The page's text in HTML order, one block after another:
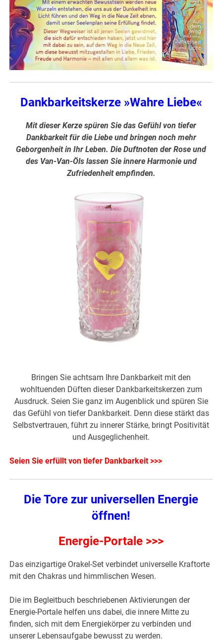
Dankbarkeitskerze »Wahre Liebe«
Mit dieser Kerze spüren Sie das Gefühl von tiefer
Dankbarkeit für die Liebe und bringen noch mehr
Geborgenheit in Ihr Leben. Die Duftnoten der Rose und
des Van-Van-Öls lassen Sie innere Harmonie und
Zufriedenheit empfinden.
Bringen Sie achtsam Ihre Dankbarkeit mit den
wohltuenden Düften dieser Dankbarkeitskerzen zum
Ausdruck. Seien Sie ganz im Augenblick und spüren Sie
das Gefühl von tiefer Dankbarkeit. Denn diese stärkt das
Selbstvertrauen, führt zu innerer Stärke, bringt Positivität
und Ausgeglichenheit.
Seien Sie erfüllt von tiefer Dankbarkeit >>>
Die Tore zur universellen Energie
öffnen!
Energie-Portale >>>
Das einzigartige Orakel-Set verbindet universelle Kraftorte
mit den Chakras und himmlischen Wesen.
Die im Begleitbuch beschriebenen Aktivierungen der
Energie-Portale helfen uns dabei, die innere Mitte zu
finden, sich mit dem Energiekörper zu verbinden und
unserer Lebensaufgabe bewusst zu werden.